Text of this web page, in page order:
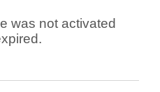
was not activated